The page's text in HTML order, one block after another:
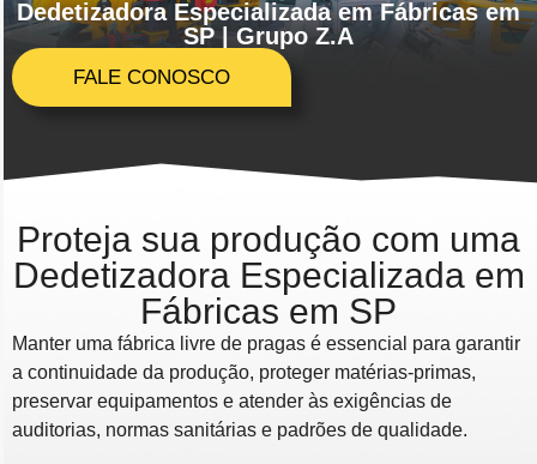
Dedetizadora Especializada em Fábricas em
SP | Grupo Z.A
FALE CONOSCO
Proteja sua produção com uma
Dedetizadora Especializada em
Fábricas em SP
Manter uma fábrica livre de pragas é essencial para garantir
a continuidade da produção, proteger matérias-primas,
preservar equipamentos e atender às exigências de
auditorias, normas sanitárias e padrões de qualidade.